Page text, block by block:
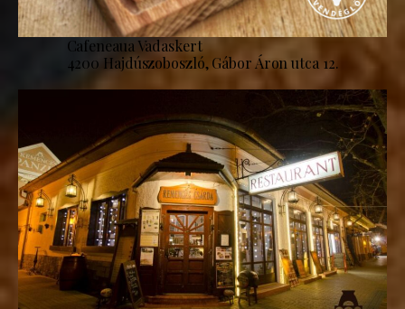
Cafeneaua Vadaskert
4200 Hajdúszoboszló, Gábor Áron utca 12.